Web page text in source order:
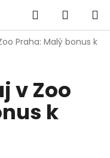
Hledat
KOŠÍK
Praha: Malý bonus k
v Zoo
k